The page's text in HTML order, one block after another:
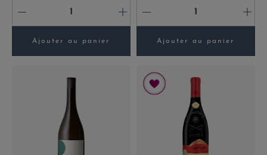
- +
Ajouter au panier
- +
Ajouter au panier